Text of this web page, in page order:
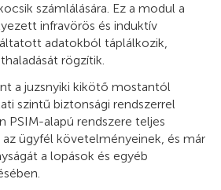
számlálására. Ez a modul a
infravörös és induktív
adatokból táplálkozik,
rögzítik.
a juzsnyiki kikötő mostantól
szintű biztonsági rendszerrel
PSIM-alapú rendszere teljes
ügyfél követelményeinek, és már
a lopások és egyéb